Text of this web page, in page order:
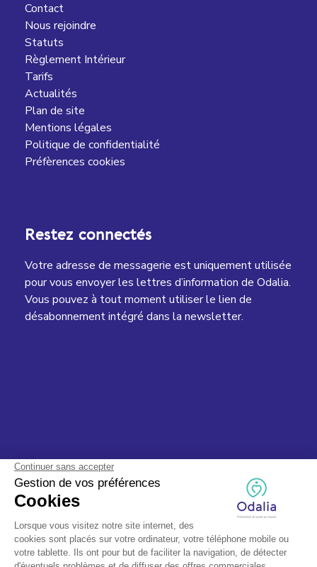
Contact
Nous rejoindre
Statuts
Règlement Intérieur
Tarifs
Actualités
Plan de site
Mentions légales
Politique de confidentialité
Préfèrences cookies
Restez connectés
Votre adresse de messagerie est uniquement utilisée
pour vous envoyer les lettres d’information de Odalia.
Vous pouvez à tout moment utiliser le lien de
désabonnement intégré dans la newsletter.